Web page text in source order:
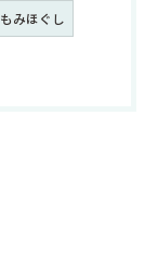
もみほぐし